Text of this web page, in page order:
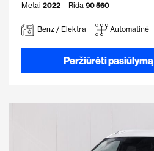
Metai 2022 Rida 90 560
Benz / Elektra Automatinė
Peržiūrėti pasiūlymą